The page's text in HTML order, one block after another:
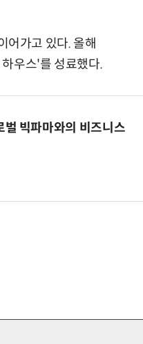
어가고 있다. 올해
우스'를 성료했다.
빅파마와의 비즈니스